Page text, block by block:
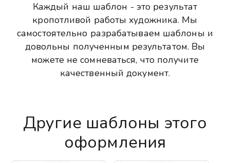
Каждый наш шаблон - это результат
кропотливой работы художника. Мы
самостоятельно разрабатываем шаблоны и
довольны полученным результатом. Вы
можете не сомневаться, что получите
качественный документ.
Другие шаблоны этого
оформления